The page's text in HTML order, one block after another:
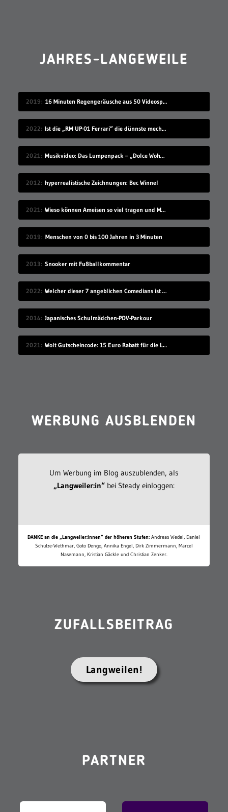
JAHRES-LANGEWEILE
2019 16 Minuten Regengeräusche aus 50 Videospielen
2022 Ist die „RM UP-01 Ferrari“ die dünnste mechanische Uhr der Welt?
2021 Musikvideo: Das Lumpenpack – „Dolce Wohnen“
2012 hyperrealistische Zeichnungen: Bec Winnel
2021 Wieso können Ameisen so viel tragen und Menschen nicht?
2019 Menschen von 0 bis 100 Jahren in 3 Minuten
2013 Snooker mit Fußballkommentar
2022 Welcher dieser 7 angeblichen Comedians ist gar keiner?
2014 Japanisches Schulmädchen-POV-Parkour
2021 Wolt Gutscheincode: 15 Euro Rabatt für die Lieferando-Alternative!
WERBUNG AUSBLENDEN
Um Werbung im Blog auszublenden, als
„Langweiler:in“bei Steady einloggen:
DANKE an die „Langweiler:innen“ der höheren Stufen: Andreas Wedel, Daniel
Schulze-Wethmar, Goto Dengo, Annika Engel, Dirk Zimmermann, Marcel
Nasemann, Kristian Gäckle und Christian Zenker.
ZUFALLSBEITRAG
Langweilen!
PARTNER